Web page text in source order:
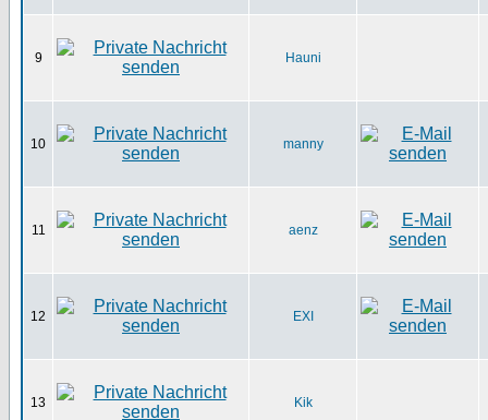
9 Hauni
10 manny
11 aenz
12 EXI
13 Kik